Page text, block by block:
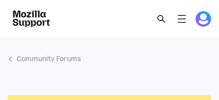
Community Forums